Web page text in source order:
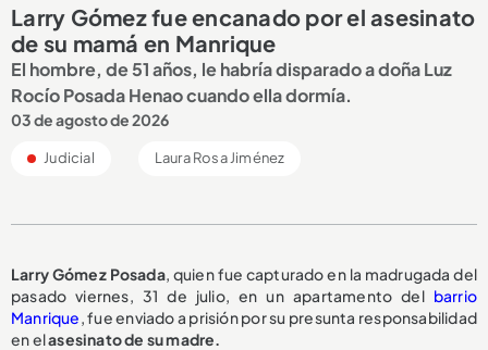
Larry Gómez fue encanado por el asesinato
de su mamá en Manrique
El hombre, de 51 años, le habría disparado a doña Luz
Rocío Posada Henao cuando ella dormía.
03 de agosto de 2026
Judicial Laura Rosa Jiménez
Larry Gómez Posada, quien fue capturado en la madrugada del
pasado viernes, 31 de julio, en un apartamento del barrio
Manrique, fue enviado a prisión por su presunta responsabilidad
en elasesinato de su madre.